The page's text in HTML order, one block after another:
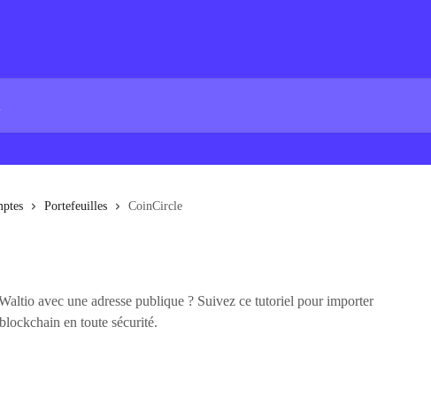
Portefeuilles CoinCircle
avec une adresse publique ? Suivez ce tutoriel pour importer
en toute sécurité.